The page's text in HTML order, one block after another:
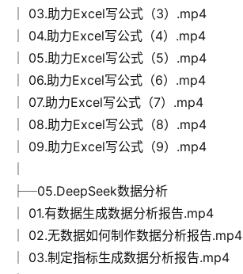
首
页
母
婴
早
教
│ 03.助力Excel写公式（3）.mp4
│ 04.助力Excel写公式（4）.mp4
│ 05.助力Excel写公式（5）.mp4
│ 06.助力Excel写公式（6）.mp4
│ 07.助力Excel写公式（7）.mp4
│ 08.助力Excel写公式（8）.mp4
│ 09.助力Excel写公式（9）.mp4
├─05.DeepSeek数据分析
│ 01.有数据生成数据分析报告.mp4
│ 02.无数据如何制作数据分析报告.mp4
│ 03.制定指标生成数据分析报告.mp4